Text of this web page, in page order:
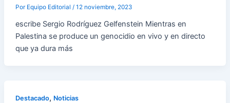
Por Equipo Editorial / 12 noviembre, 2023
escribe Sergio Rodríguez Gelfenstein Mientras en
Palestina se produce un genocidio en vivo y en directo
que ya dura más
Destacado, Noticias